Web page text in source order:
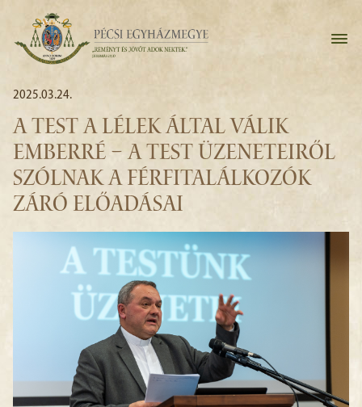
2025.03.24.
A TEST A LÉLEK ÁLTAL VÁLIK
EMBERRÉ – A TEST ÜZENETEIRŐL
SZÓLNAK A FÉRFITALÁLKOZÓK
ZÁRÓ ELŐADÁSAI